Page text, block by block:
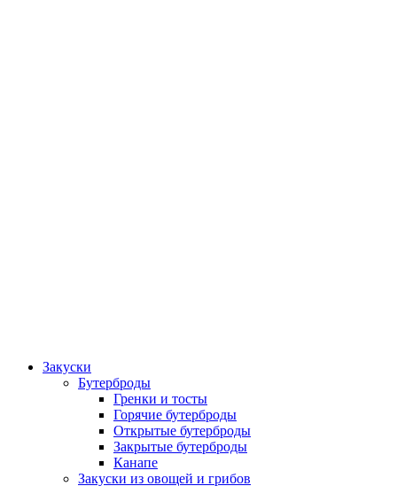
Закуски
Бутерброды
Гренки и тосты
Горячие бутерброды
Открытые бутерброды
Закрытые бутерброды
Канапе
Закуски из овощей и грибов